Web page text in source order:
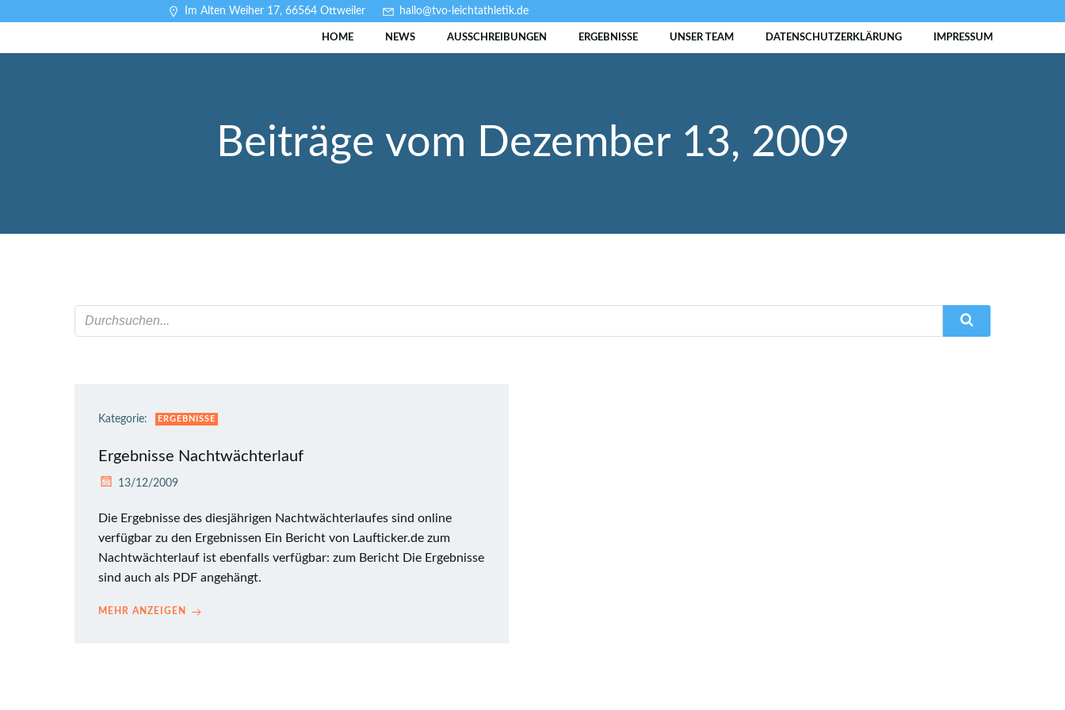
Im Alten Weiher 17, 66564 Ottweiler hallo@tvo-leichtathletik.de
HOME NEWS AUSSCHREIBUNGEN ERGEBNISSE UNSER TEAM DATENSCHUTZERKLÄRUNG IMPRESSUM
Beiträge vom Dezember 13, 2009
Kategorie: ERGEBNISSE
Ergebnisse Nachtwächterlauf
13/12/2009
Die Ergebnisse des diesjährigen Nachtwächterlaufes sind online
verfügbar zu den Ergebnissen Ein Bericht von Laufticker.de zum
Nachtwächterlauf ist ebenfalls verfügbar: zum Bericht Die Ergebnisse
sind auch als PDF angehängt.
MEHR ANZEIGEN